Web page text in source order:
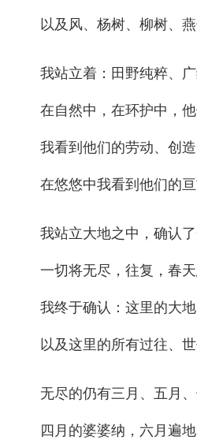
以及风、杨树、柳树、
我站立着：田野纯粹、
在自然中，在环护中，
我看到他们的劳动、创
在悠悠中我看到他们的
我站立大地之中，确认
一切将无尽，往复，春
我终于确认：这里的大
以及这里的所有过往、
无尽的仍有三月、五月
四月的婆婆纳，六月遍